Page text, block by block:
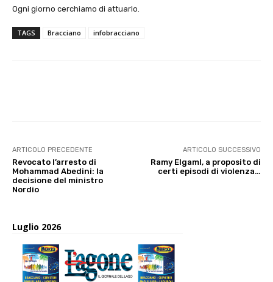
Ogni giorno cerchiamo di attuarlo.
TAGS Bracciano infobracciano
ARTICOLO PRECEDENTE
Revocato l’arresto di
Mohammad Abedini: la
decisione del ministro
Nordio
ARTICOLO SUCCESSIVO
Ramy Elgaml, a proposito di
certi episodi di violenza…
Luglio 2026